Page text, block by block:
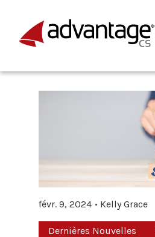
févr. 9, 2024 Kelly Grace
Dernières Nouvelles